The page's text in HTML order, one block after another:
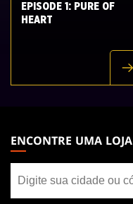
EPISODE 1: PURE OF
HEART
THE
GATHERING
FOOTER
ENCONTRE UMA LOJA
uma